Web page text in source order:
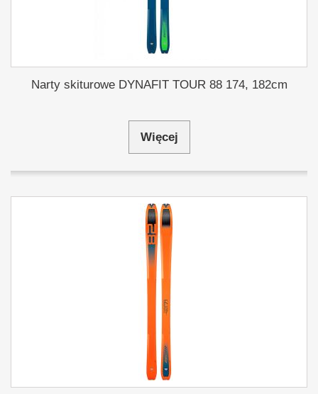
Narty skiturowe DYNAFIT TOUR 88 174, 182cm
Więcej